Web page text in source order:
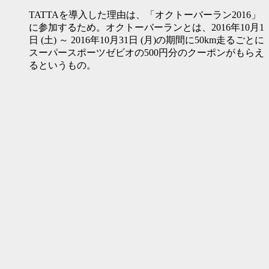
TATTAを導入した理由は、「オクトーバーラン2016」
に参加するため。オクトーバーランとは、2016年10月1
日 (土) ～ 2016年10月31日 (月)の期間に50km走るごとに
スーパースポーツゼビオの500円分のクーポンがもらえ
るというもの。